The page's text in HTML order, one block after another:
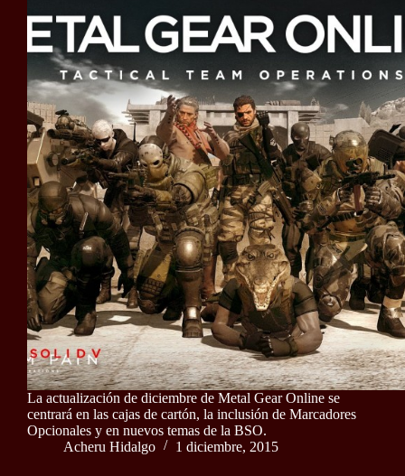
La actualización de diciembre de Metal Gear Online se
centrará en las cajas de cartón, la inclusión de Marcadores
Opcionales y en nuevos temas de la BSO.
Acheru Hidalgo
1 diciembre, 2015